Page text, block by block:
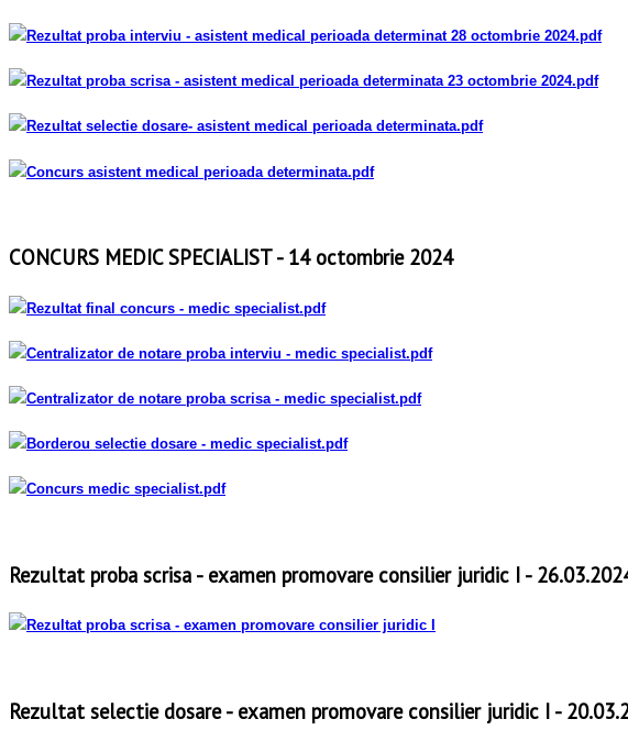
Rezultat proba interviu - asistent medical perioada determinat 28 octombrie 2024.pdf
Rezultat proba scrisa - asistent medical perioada determinata 23 octombrie 2024.pdf
Rezultat selectie dosare- asistent medical perioada determinata.pdf
Concurs asistent medical perioada determinata.pdf
CONCURS MEDIC SPECIALIST - 14 octombrie 2024
Rezultat final concurs - medic specialist.pdf
Centralizator de notare proba interviu - medic specialist.pdf
Centralizator de notare proba scrisa - medic specialist.pdf
Borderou selectie dosare - medic specialist.pdf
Concurs medic specialist.pdf
Rezultat proba scrisa - examen promovare consilier juridic I -
Rezultat proba scrisa - examen promovare consilier juridic I
Rezultat selectie dosare - examen promovare consilier juridic I -